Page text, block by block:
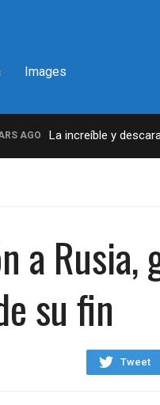
Images
La increíble y descarada
a
su fin
Tweet